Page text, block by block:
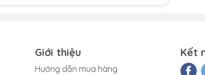
phục.
Siri, iPad không thể nhận diện hoặc
Giới thiệu
Hướng dẫn mua hàng
Kết